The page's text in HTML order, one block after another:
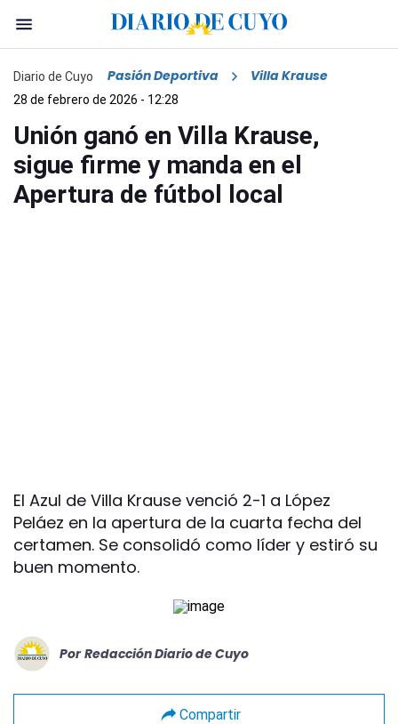
Diario de Cuyo Pasión Deportiva Villa Krause
28 de febrero de 2026 - 12:28
Unión ganó en Villa Krause,
sigue firme y manda en el
Apertura de fútbol local
El Azul de Villa Krause venció 2-1 a López
Peláez en la apertura de la cuarta fecha del
certamen. Se consolidó como líder y estiró su
buen momento.
Por Redacción Diario de Cuyo
Compartir